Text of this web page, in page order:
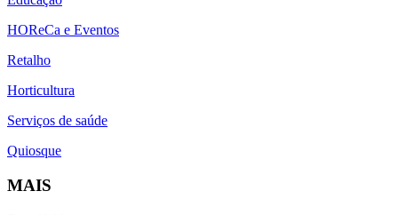
HOReCa e Eventos
Retalho
Horticultura
Serviços de saúde
Quiosque
MAIS